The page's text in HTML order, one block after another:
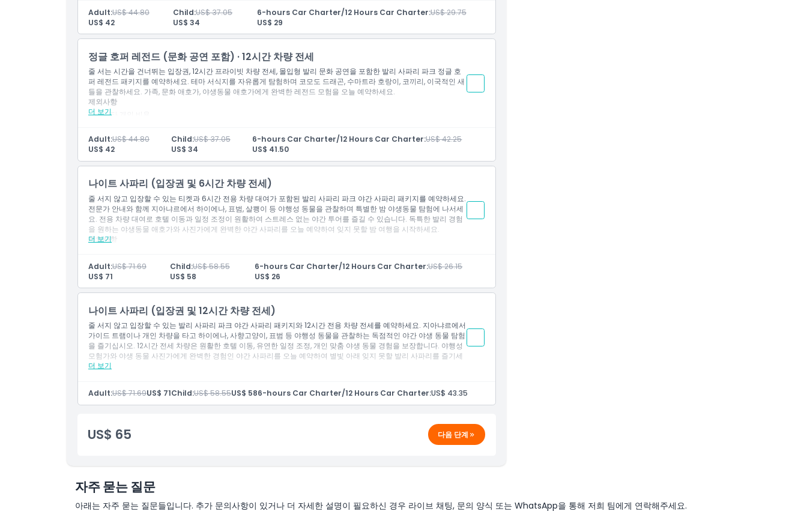
알아야 할 사항
행사장 출입 후 재입장은 허용되지 않습니다
해당 상품 유형, 포함 사항, 시설, 쇼 프레젠테이션 및 서비스는 적절한 CHSE(청결, 건강, 안전, 환경 지속 가능성) 프
로토콜 유지를 위해 예고 없이 변경될 수 있습니다
외부 음식 및 음료는 반입 금지입니다
본 활동은 유모차 및 휠체어 접근이 가능합니다.
주차 요금.
포함 사항
입장권: Safari Journey 1회
입장권: 동물, 호랑이 및 코끼리 교육 프레젠테이션
입장권: Bali Agung (150명 이상의 발리 무용수 및 음악가들이 출연하는 화려한 문화 공연)
이 인기 있는 사파리 패키지는 다양한 동물과 멸종 위기 종들을 만나는 야생 탐험을 제공합니다
6시간 차량 전세 포함, 동물원 방문 시간 포함
픽업 가능 지역: 꾸따, 세미냑, 창구, 누사두아, 울루와뚜, 짐바란, 사누르, 우붓, 타나롯
결제 페이지에서 선호하는 픽업 시간을 알려주세요
5인용 차량 1대
알아야 할 사항
외부 음식 및 음료는 행사장 내 반입이 금지되어 있습니다
이 활동은 유모차 및 휠체어 이용이 가능합니다.
Adult:US$ 44.80
US$ 42
Child:US$ 37.05
US$ 34
6-hours Car Charter/12 Hours Car Charter:US$ 29.75
US$ 29
정글 호퍼 레전드 (문화 공연 포함) · 12시간 차량 전세
줄 서는 시간을 건너뛰는 입장권, 12시간 프라이빗 차량 전세, 몰입형 발리 문화 공연을 포함한 발리 사파리 파크 정글 호
퍼 레전드 패키지를 예약하세요. 테마 서식지를 자유롭게 탐험하며 코모도 드래곤, 수마트라 호랑이, 코끼리, 이국적인 새
들을 관찰하세요. 가족, 문화 애호가, 야생동물 애호가에게 완벽한 레전드 모험을 오늘 예약하세요.
더 보기
제외사항
기타 개인 비용
포함 사항
입장권: 사파리 저니 1회
입장권: 동물, 호랑이 및 코끼리 교육 프레젠테이션
입장권: 발리 아궁 (150명 이상의 발리 무용수와 음악가가 출연하는 멋진 문화 공연)
이 인기 있는 사파리 패키지는 다양한 동물과 멸종 위기 종을 만나는 야생 모험을 제공합니다
12시간 차량 전세 포함 동물원 방문 시간
픽업 지역 포함: 꾸따, 스미냑, 창구, 누사두아, 울루와뚜, 짐바란, 사누르, 우붓, 타나 롯. 체크아웃 페이지에서 선호하
는 픽업 시간을 알려주세요
5인용 차량 1대.
알아야 할 사항
장소를 떠난 후 재입장은 허용되지 않습니다
이 활동은 유모차 및 휠체어 접근이 가능합니다.
Adult:US$ 44.80
US$ 42
Child:US$ 37.05
US$ 34
6-hours Car Charter/12 Hours Car Charter:US$ 42.25
US$ 41.50
나이트 사파리 (입장권 및 6시간 차량 전세)
줄 서지 않고 입장할 수 있는 티켓과 6시간 전용 차량 대여가 포함된 발리 사파리 파크 야간 사파리 패키지를 예약하세요.
전문가 안내와 함께 지아냐르에서 하이에나, 표범, 살쾡이 등 야행성 동물을 관찰하며 특별한 밤 야생동물 탐험에 나서세
요. 전용 차량 대여로 호텔 이동과 일정 조정이 원활하여 스트레스 없는 야간 투어를 즐길 수 있습니다. 독특한 발리 경험
을 원하는 야생동물 애호가와 사진가에게 완벽한 야간 사파리를 오늘 예약하여 잊지 못할 밤 여행을 시작하세요.
더 보기
제외사항
주차 요금
포함 사항
입장권: 나이트 사파리 워크, 나이트 사파리 저니
저녁식사
특별히 설계된 케이지 트램을 타고 가까운 거리에서 동물을 보고 직접 먹이를 줄 수 있는 여정
파이어 댄스 쇼, 저녁식사 및 진정한 자연 야생동물 체험
추천 저녁 메뉴는 ___차보 라이언 레스토랑___(무슬림 친화 식품 제공)
아프리카 리듬 쇼
동물원 방문 시간을 포함한 6시간 차량 전세
픽업 지역: 쿠타, 스미냑, 창구, 누사두아, 울루와투, 짐바란, 사누르, 우붓, 타나롯. 체크아웃 페이지에서 원하는 픽업
시간을 알려주세요
알아야 할 사항
행사장에서 나간 후에는 재입장이 허용되지 않습니다
Adult:US$ 71.69
US$ 71
Child:US$ 58.55
US$ 58
6-hours Car Charter/12 Hours Car Charter:US$ 26.15
US$ 26
나이트 사파리 (입장권 및 12시간 차량 전세)
줄 서지 않고 입장할 수 있는 발리 사파리 파크 야간 사파리 패키지와 12시간 전용 차량 전세를 예약하세요. 지아냐르에서
가이드 트램이나 개인 차량을 타고 하이에나, 사향고양이, 표범 등 야행성 동물을 관찰하는 독점적인 야간 야생 동물 탐험
을 즐기십시오. 12시간 전세 차량은 원활한 호텔 이동, 유연한 일정 조정, 개인 맞춤 야생 동물 경험을 보장합니다. 야행성
모험가와 야생 동물 사진가에게 완벽한 경험인 야간 사파리를 오늘 예약하여 별빛 아래 잊지 못할 발리 사파리를 즐기세
요.
더 보기
주차 요금
저녁 식사
특별히 설계된 케이지 트램이 가까운 거리에서 동물들을 목격하고 직접 먹이를 줄 수 있는 여행으로 데려갑니다!
동물원 방문 시간을 포함한 12시간 차량 전세
픽업 지역: 쿠타, 스미냑, 창구, 누사두아, 울루와투, 짐바란, 사누르, 우붓, 그리고 타나롯. 결제 페이지에서 원하는 픽
업 시간을 알려주세요
Adult:US$ 71.69US$ 71Child:US$ 58.55US$ 586-hours Car Charter/12 Hours Car Charter:US$ 43.35
US$ 65 다음 단계
자주 묻는 질문
아래는 자주 묻는 질문들입니다. 추가 문의사항이 있거나 더 자세한 설명이 필요하신 경우 라이브 채팅, 문의 양식 또는 WhatsApp을 통해 저희 팀에게 연락해주세요.